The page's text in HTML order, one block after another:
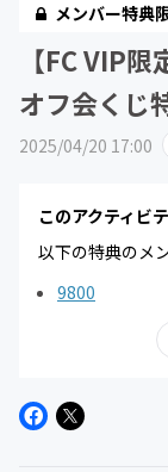
メンバー特典
【FC VIP
オフ会くじ
2025/04/20 17:00
このアクティビ
以下の特典のメ
9800